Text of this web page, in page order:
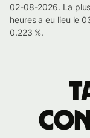
02-08-2026. La
heures a eu lieu le
0.223 %.